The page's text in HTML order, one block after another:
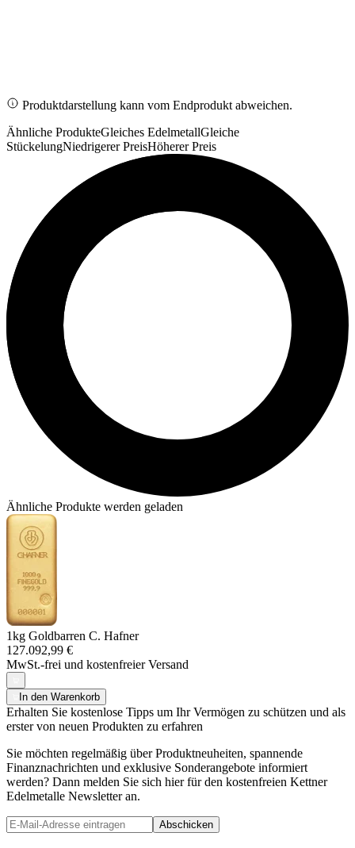
Produktdarstellung kann vom Endprodukt abweichen.
Ähnliche ProdukteGleiches EdelmetallGleiche
StückelungNiedrigerer PreisHöherer Preis
Ähnliche Produkte werden geladen
1kg Goldbarren C. Hafner
127.092,99 €
MwSt.-frei und kostenfreier Versand
In den Warenkorb
Erhalten Sie kostenlose Tipps um Ihr Vermögen zu schützen und als
erster von neuen Produkten zu erfahren
Sie möchten regelmäßig über Produktneuheiten, spannende
Finanznachrichten und exklusive Sonderangebote informiert
werden? Dann melden Sie sich hier für den kostenfreien Kettner
Edelmetalle Newsletter an.
Abschicken